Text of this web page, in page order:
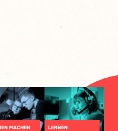
MACHEN LERNEN